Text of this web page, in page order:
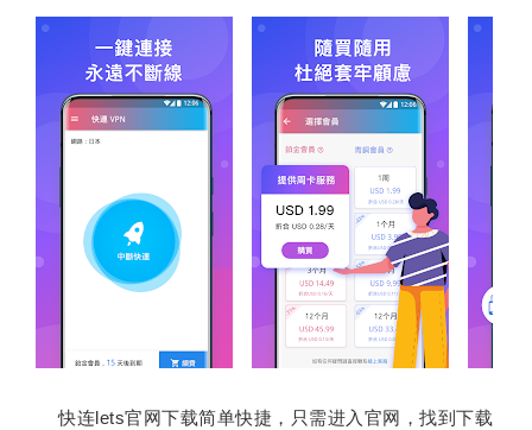
快连lets官网下载简单快捷，只需进入官网，找到下载